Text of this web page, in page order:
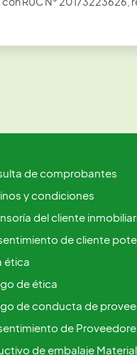
de comprobantes
y condiciones
del cliente
de cliente
ética
de ética
de conducta de
de
de embalaje